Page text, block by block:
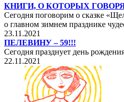
КНИГИ, О КОТОРЫХ
Сегодня поговорим о сказке
о главном зимнем празднике
23.11.2021
ПЕЛЕВИНУ – 59!!!
Сегодня празднует день
22.11.2021